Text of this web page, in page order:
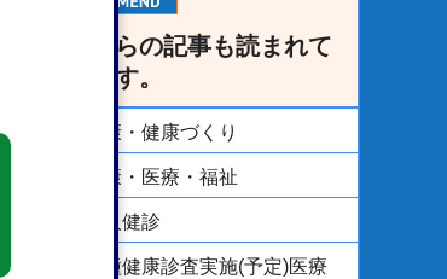
こちらの記事も読まれて
います。
健康・健康づくり
健康・医療・福祉
成人健診
各種健康診査実施(予定)医療